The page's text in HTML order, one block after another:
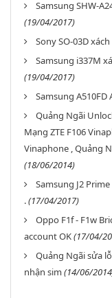
Samsung SHW-
(19/04/2017)
Sony SO-03D
Samsung i337M
(19/04/2017)
Samsung A510FD
Quảng Ngãi
Mạng ZTE F106
Vinaphone , Quảng
(18/06/2014)
Samsung J2
.(17/04/2017)
Oppo F1f - F1w
account OK(17/04/
Quảng Ngãi sửa
nhận sim (14/06/